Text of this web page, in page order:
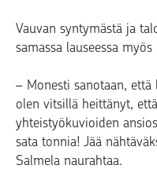
Vauvan syntymästä ja
samassa lauseessa
– Monesti sanotaan, että
olen vitsillä heittänyt,
yhteistyökuvioiden
sata tonnia! Jää
Salmela naurahtaa.